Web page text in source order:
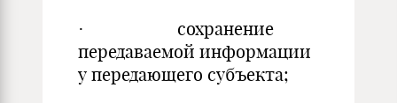
· сохранение
передаваемой информации
у передающего субъекта;